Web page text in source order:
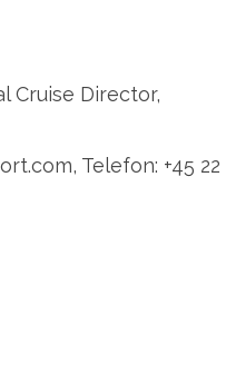
Cruise Director,
Telefon: +45 22